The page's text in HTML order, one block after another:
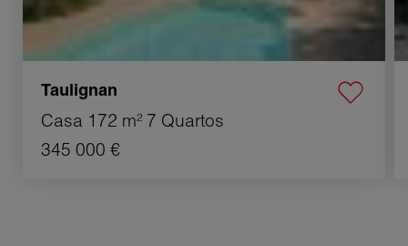
Taulignan
Casa 172 m² 7 Quartos
345 000 €